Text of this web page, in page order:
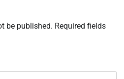
be published. Required fields